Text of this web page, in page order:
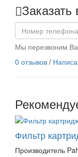
Заказать
Мы перезвоним
0 отзывов /
Фильтр
Производитель